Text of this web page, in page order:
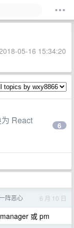
05-16 15:34:20
React
6
阵恶心 6 月 10 日
或 pm